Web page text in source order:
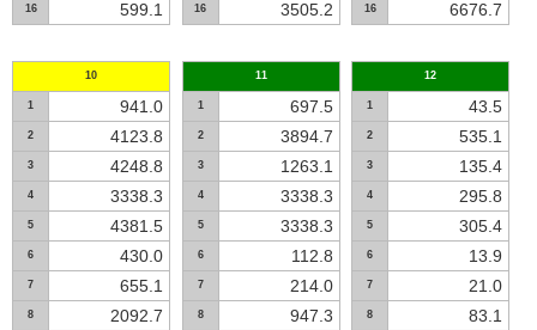
16 599.1 16 3505.2 16 6676.7
10
1 941.0
2 4123.8
3 4248.8
4 3338.3
5 4381.5
6 430.0
7 655.1
8 2092.7
11
1 697.5
2 3894.7
3 1263.1
4 3338.3
5 3338.3
6 112.8
7 214.0
8 947.3
12
1 43.5
2 535.1
3 135.4
4 295.8
5 305.4
6 13.9
7 21.0
8 83.1